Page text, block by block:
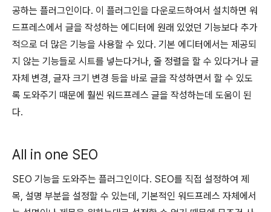
공하는 플러그인이다. 이 플러그인을 다운로드하여서 설치하면 워
드프레스에서 글을 작성하는 에디터에 원래 있었던 기능보다 추가
적으로 더 많은 기능을 사용할 수 있다. 기본 에디터에서는 제공되
지 않는 기능들로 시트를 넣는다거나, 줄 정렬을 할 수 있다거나 글
자체 변경, 글자 크기 변경 등을 바로 글을 작성하면서 할 수 있도
록 도와주기 때문에 훨씬 워드프레스 글을 작성하는데 도움이 된
다.
All in one SEO
SEO 기능을 도와주는 플러그인이다. SEO를 직접 설정하여 제
목, 설명 부분을 설정할 수 있는데, 기본적인 워드프레스 자체에서